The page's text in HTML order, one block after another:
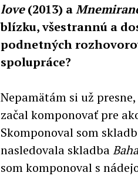
love(2013) a
blízku, všestrannú a
podnetných
spolupráce?
Nepamätám si už
začal komponovať pre
Skomponoval som
nasledovala skladba
som komponoval s